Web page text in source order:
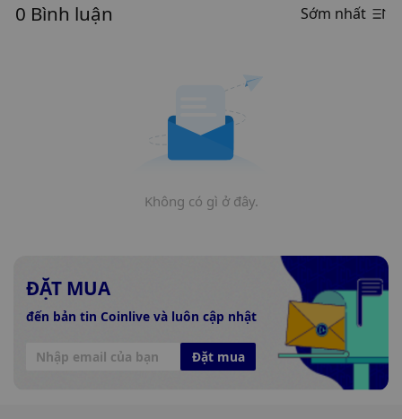
0 Bình luận Sớm nhất
Không có gì ở đây.
ĐẶT MUA
đến bản tin Coinlive và luôn cập nhật
Đặt mua